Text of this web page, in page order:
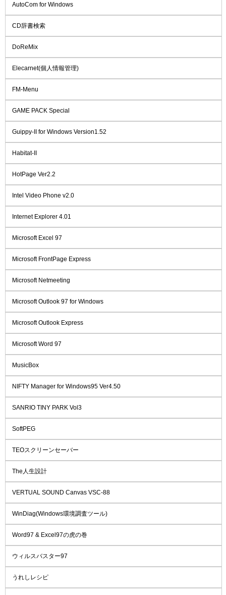
AutoCom for Windows
CD辞書検索
DoReMix
Elecarnet(個人情報管理)
FM-Menu
GAME PACK Special
Guippy-II for Windows Version1.52
Habitat-II
HotPage Ver2.2
Intel Video Phone v2.0
Internet Explorer 4.01
Microsoft Excel 97
Microsoft FrontPage Express
Microsoft Netmeeting
Microsoft Outlook 97 for Windows
Microsoft Outlook Express
Microsoft Word 97
MusicBox
NIFTY Manager for Windows95 Ver4.50
SANRIO TINY PARK Vol3
SoftPEG
TEOスクリーンセーバー
The人生設計
VERTUAL SOUND Canvas VSC-88
WinDiag(Windows環境調査ツール)
Word97 & Excel97の虎の巻
ウィルスバスター97
うれしレシピ